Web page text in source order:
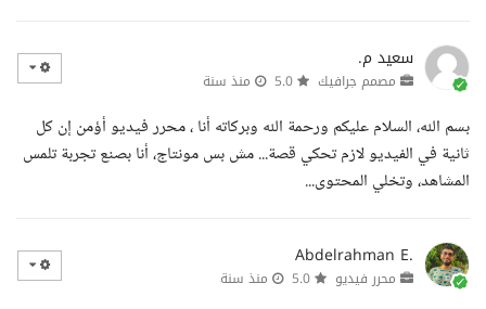
سعيد م.
مصمم جرافيك منذ سنة
بسم الله، السلام عليكم ورحمة الله وبركاته أنا ، محرر فيديو أؤمن إن كل
ثانية في الفيديو لازم تحكي قصة... مش بس مونتاج، أنا بصنع تجربة تلمس
المشاهد، وتخلي المحتوى...
Abdelrahman E.
محرر فيديو منذ سنة